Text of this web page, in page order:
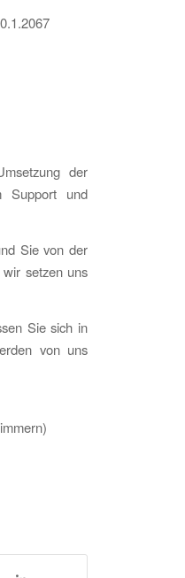
der
Support und
Sie von der
setzen uns
Sie sich in
von uns